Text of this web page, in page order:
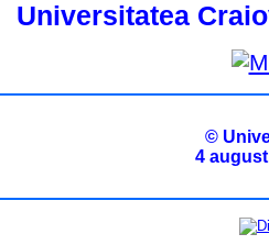
Universitatea
©
4